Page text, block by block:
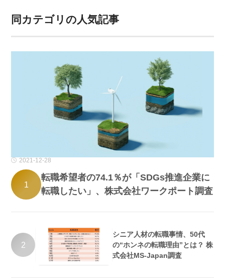
同カテゴリの人気記事
2021-12-28
1
転職希望者の74.1％が「SDGs推進企業に
転職したい」、株式会社ワークポート調査
2
シニア人材の転職事情、50代
の“ホンネの転職理由”とは？ 株
式会社MS-Japan調査